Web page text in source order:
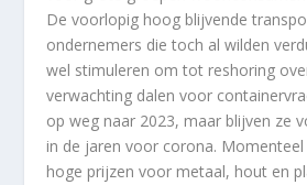
De voorlopig hoog blijvende
ondernemers die toch al wilden
wel stimuleren om tot reshoring
verwachting dalen voor
op weg naar 2023, maar blijven ze
in de jaren voor corona.
hoge prijzen voor metaal, hout en